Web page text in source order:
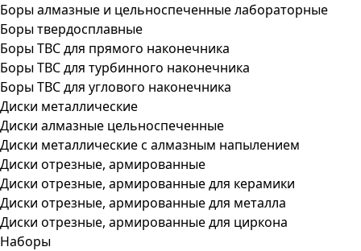
Боры алмазные и цельноспеченные лабораторные
Боры твердосплавные
Боры ТВС для прямого наконечника
Боры ТВС для турбинного наконечника
Боры ТВС для углового наконечника
Диски металлические
Диски алмазные цельноспеченные
Диски металлические с алмазным напылением
Диски отрезные, армированные
Диски отрезные, армированные для керамики
Диски отрезные, армированные для металла
Диски отрезные, армированные для циркона
Наборы